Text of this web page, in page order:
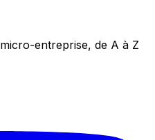
entreprise, de A à Z